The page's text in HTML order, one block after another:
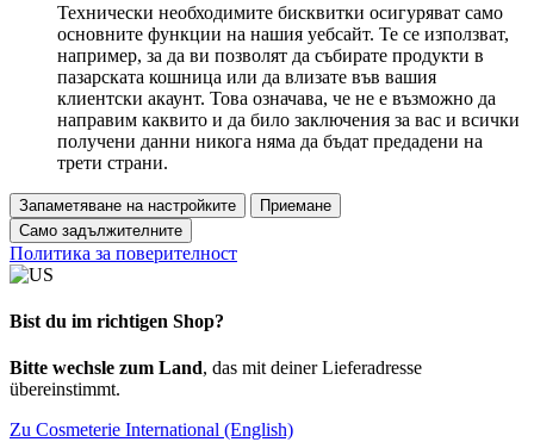
Технически необходимите бисквитки осигуряват само
основните функции на нашия уебсайт. Те се използват,
например, за да ви позволят да събирате продукти в
пазарската кошница или да влизате във вашия
клиентски акаунт. Това означава, че не е възможно да
направим каквито и да било заключения за вас и всички
получени данни никога няма да бъдат предадени на
трети страни.
Запаметяване на настройките
Приемане
Само задължителните
Политика за поверителност
Bist du im richtigen Shop?
Bitte wechsle zum Land, das mit deiner Lieferadresse
übereinstimmt.
Zu Cosmeterie International (English)